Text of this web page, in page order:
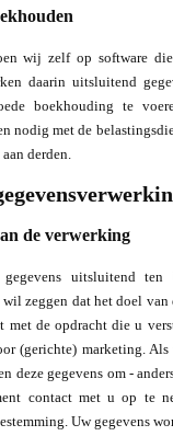
wij zelf op software
daarin uitsluitend
boekhouding te
nodig met de
derden.
de verwerking
uitsluitend ten
zeggen dat het doel
met de opdracht die u
(gerichte) marketing. Als
deze gegevens om -
contact met u op te
Uw gegevens